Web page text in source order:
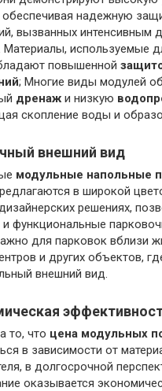
обеспечивая надежную
вызванных интенсивным
Материалы, используемые
повышенной
; Многие виды модулей
дренаж и низкую
скопление воды и
внешний вид
модульные напольные
в широкой
решениях,
и функциональные
для парковок вблизи
и других объектов,
внешний вид.
то, что цена модульных
в зависимости от
в долгосрочной
оказывается